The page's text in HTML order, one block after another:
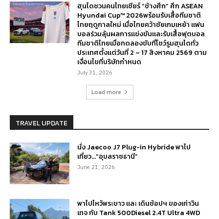
ฮุนไดชวนคนไทยเชียร์ “ช้างศึก” ศึก ASEAN
Hyundai Cup™ 2026พร้อมรับเสื้อทีมชาติ
ไทยฤดูกาลใหม่ เมื่อไทยคว้าชัยเกมเหย้า แฟน
บอลร่วมลุ้นผลการแข่งขันและรับเสื้อฟุตบอล
ทีมชาติไทยเมื่อทดลองขับที่โชว์รูมฮุนไดทั่ว
ประเทศตั้งแต่วันที่ 2 – 17 สิงหาคม 2569 ตาม
เงื่อนไขที่บริษัทกำหนด
July 31, 2026
Load more
TRAVEL UPDATE
นั่ง Jaecoo J7 Plug-in Hybride พาไป
เที่ยว…”อุบลราชธานี”
June 21, 2026
พาไปไหว้พระขาว และ เดินช้อปฯ ของเก่าวิน
เทจ กับ Tank 500Diesel 2.4T Ultra 4WD